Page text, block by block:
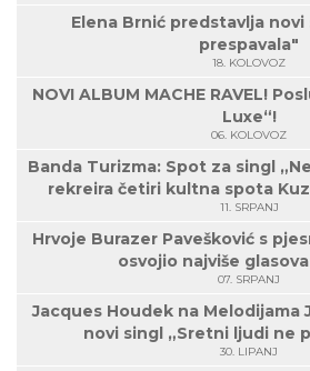
Elena Brnić predstavlja novi
prespavala"
18. KOLOVOZ
NOVI ALBUM MACHE RAVEL!
Luxe“!
06. KOLOVOZ
Banda Turizma: Spot za singl
rekreira četiri kultna spota
11. SRPANJ
Hrvoje Burazer Pavešković s
osvojio najviše
07. SRPANJ
Jacques Houdek na Melodijama
novi singl „Sretni ljudi ne
30. LIPANJ